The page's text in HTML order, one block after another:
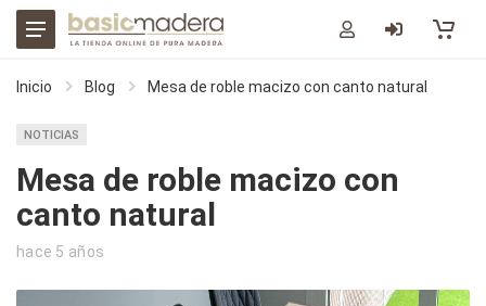
Inicio Blog Mesa de roble macizo con canto natural
NOTICIAS
Mesa de roble macizo con
canto natural
hace 5 años